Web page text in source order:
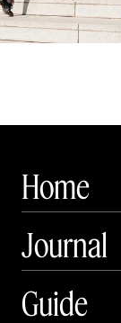
Home
Journal
Guide